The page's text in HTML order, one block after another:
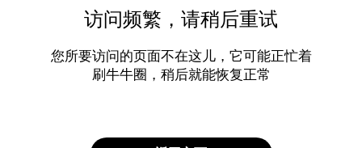
访问频繁，请稍后重试
您所要访问的页面不在这儿，它可能正忙着
刷牛牛圈，稍后就能恢复正常